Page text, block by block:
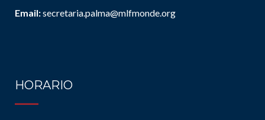
Email:secretaria.palma@mlfmonde.org
HORARIO